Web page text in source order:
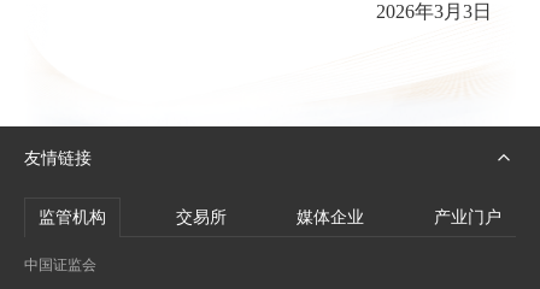
2026年3月3日
友情链接
监管机构 交易所 媒体企业 产业门户
中国证监会